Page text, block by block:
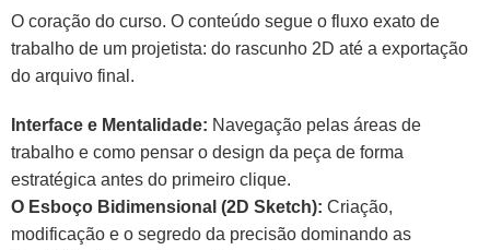
O coração do curso. O conteúdo segue o fluxo exato de
trabalho de um projetista: do rascunho 2D até a exportação
do arquivo final.
Interface e Mentalidade: Navegação pelas áreas de
trabalho e como pensar o design da peça de forma
estratégica antes do primeiro clique.
O Esboço Bidimensional (2D Sketch): Criação,
modificação e o segredo da precisão dominando as